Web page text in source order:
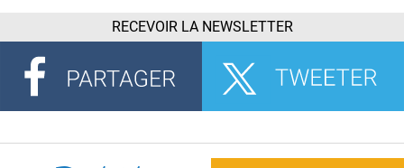
RECEVOIR LA NEWSLETTER